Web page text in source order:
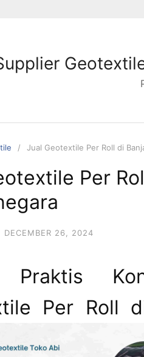
Jual Geotextile Per Roll di
Per
DECEMBER 26, 2024
Praktis
Per Roll